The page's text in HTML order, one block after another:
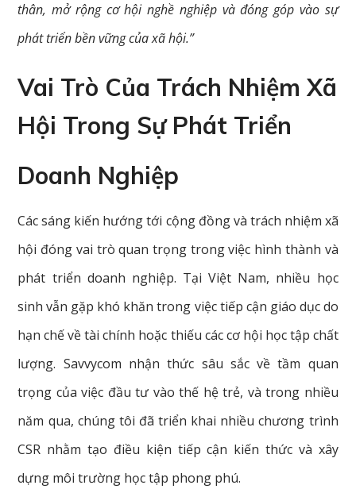
thân, mở rộng cơ hội nghề nghiệp và đóng góp vào sự
phát triển bền vững của xã hội.”
Vai Trò Của Trách Nhiệm Xã
Hội Trong Sự Phát Triển
Doanh Nghiệp
Các sáng kiến hướng tới cộng đồng và trách nhiệm xã
hội đóng vai trò quan trọng trong việc hình thành và
phát triển doanh nghiệp. Tại Việt Nam, nhiều học
sinh vẫn gặp khó khăn trong việc tiếp cận giáo dục do
hạn chế về tài chính hoặc thiếu các cơ hội học tập chất
lượng. Savvycom nhận thức sâu sắc về tầm quan
trọng của việc đầu tư vào thế hệ trẻ, và trong nhiều
năm qua, chúng tôi đã triển khai nhiều chương trình
CSR nhằm tạo điều kiện tiếp cận kiến thức và xây
dựng môi trường học tập phong phú.